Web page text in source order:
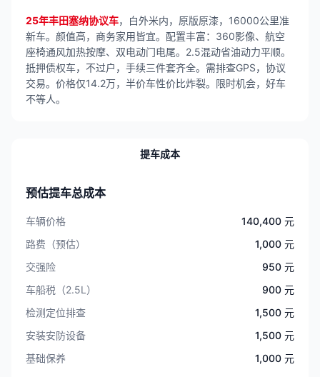
25年丰田塞纳协议车，白外米内，原版原漆，16000公里准
新车。颜值高，商务家用皆宜。配置丰富：360影像、航空
座椅通风加热按摩、双电动门电尾。2.5混动省油动力平顺。
抵押债权车，不过户，手续三件套齐全。需排查GPS，协议
交易。价格仅14.2万，半价车性价比炸裂。限时机会，好车
不等人。
提车成本
预估提车总成本
车辆价格
140,400 元
路费（预估）
1,000 元
交强险
950 元
车船税（2.5L）
900 元
检测定位排查
1,500 元
安装安防设备
1,500 元
基础保养
1,000 元